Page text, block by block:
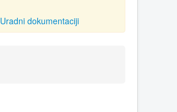
Uradni dokumentaciji